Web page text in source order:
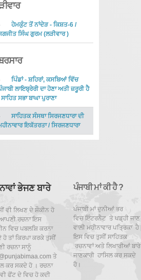
ਹੇਮਕੁੰਟ ਤੋਂ ਨਾਂਦੇੜ - ਕਿਸ਼ਤ-6 /
ਸਿੰਘ ਗੁਰਮ(ਲੜੀਵਾਰ)
ਪਿੰਡਾਂ - ਸ਼ਹਿਰਾਂ, ਕਸਬਿਆਂ ਵਿੱਚ
ਲਾਇਬ੍ਰੇਰੀ ਦਾ ਹੋਣਾ ਅਤੀ ਜ਼ਰੂਰੀ ਹੈ
ਸਾਹਿਤ ਸਭਾ ਬਾਘਾ ਪੁਰਾਣਾ
ਸਾਹਿਤਕ ਸੰਸਥਾ ਸਿਰਜਣਧਾਰਾ ਦੀ
ਇਕੱਤਰਤਾ/ ਸਿਰਜਣਧਾਰਾ
ਭੇਜਣ ਬਾਰੇ
ਵੀ ਲਿਖਣ ਦੇ ਸ਼ੌਕੀਨ ਹੋ
ਰਚਨਾ ਇਸ
ਵਿਚ ਪਬਲਸ਼ਿ ਕਰਨਾ
ਹੋ ਤਾਂ ਕਿਰਪਾ ਕਰਕੇ ਤੁਸੀਂ
ਰਚਨਾ ਸਾਨੂੰ
ਤੇ
ਕਰ ਸਕਦੇ ਹੋ । ਰਚਨਾ
ਫੋਂਟ ਦੇ ਵਿਚ ਹੋ ਕਦੀ
ਪੰਜਾਬੀ ਮਾਂ ਕੀ ਹੈ ?
ਪੰਜਾਬੀ ਮਾਂ ਦੁਨੀਆਂ ਭਰ
ਵਿਚ ਇੰਟਰਨੈਟ ਤੇ ਪਡ਼੍ਹੀ ਜਾਣ
ਵਾਲੀ ਮਹੀਨਾਵਾਰ ਪਤ੍ਰਿਕਾ ਹੈ |
ਇਸ ਵਿਚ ਤੁਸੀਂ ਸਾਹਿਤਕ
ਰਚਨਾਵਾਂ ਅਤੇ ਲਿਖਾਰੀਆਂ ਬਾਰੇ
ਜਾਣਕਾਰੀ ਹਾਸਿਲ ਕਰ ਸਕਦੇ
ਹੋ।